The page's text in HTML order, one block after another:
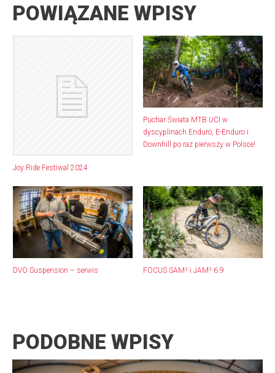
POWIĄZANE WPISY
Joy Ride Festiwal 2024
Puchar Świata MTB UCI w
dyscyplinach Enduro, E-Enduro i
Downhill po raz pierwszy w Polsce!
DVO Suspension – serwis FOCUS SAM² i JAM² 6.9
PODOBNE WPISY